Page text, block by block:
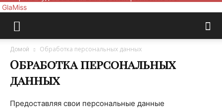
GlaMiss
Домой Обработка персональных данных
Обработка персональных
данных
Предоставляя свои персональные данные